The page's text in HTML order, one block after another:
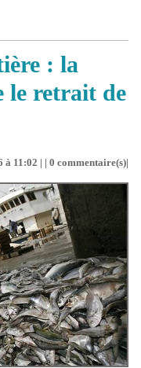
: la
le retrait de
11:02 | | 0 commentaire(s)|